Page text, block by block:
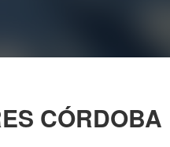
CÓRDOBA